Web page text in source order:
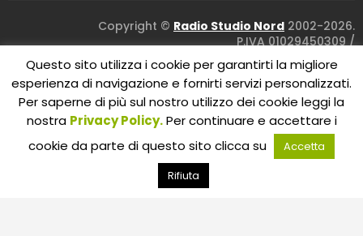
Copyright © Radio Studio Nord 2002-2026.
P.IVA 01029450309/
Concept and design:Five Studio
Maintenance:Clyco SRL. All Rights Reserved.
Questo sito utilizza i cookie per garantirti la migliore
esperienza di navigazione e fornirti servizi personalizzati.
Per saperne di più sul nostro utilizzo dei cookie leggi la
nostra Privacy Policy.Per continuare e accettare i
cookie da parte di questo sito clicca su
Accetta
Rifiuta